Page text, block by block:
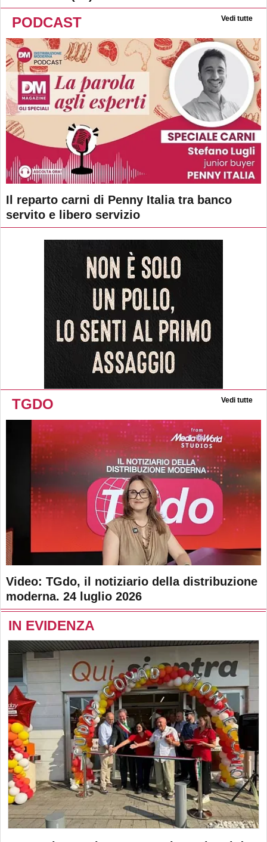
PODCAST Vedi tutte
Il reparto carni di Penny Italia tra banco
servito e libero servizio
TGDO Vedi tutte
Video: TGdo, il notiziario della distribuzione
moderna. 24 luglio 2026
IN EVIDENZA